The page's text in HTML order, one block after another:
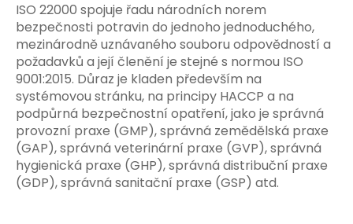
ISO 22000 spojuje řadu národních norem
bezpečnosti potravin do jednoho jednoduchého,
mezinárodně uznávaného souboru odpovědností a
požadavků a její členění je stejné s normou ISO
9001:2015. Důraz je kladen především na
systémovou stránku, na principy HACCP a na
podpůrná bezpečnostní opatření, jako je správná
provozní praxe (GMP), správná zemědělská praxe
(GAP), správná veterinární praxe (GVP), správná
hygienická praxe (GHP), správná distribuční praxe
(GDP), správná sanitační praxe (GSP) atd.